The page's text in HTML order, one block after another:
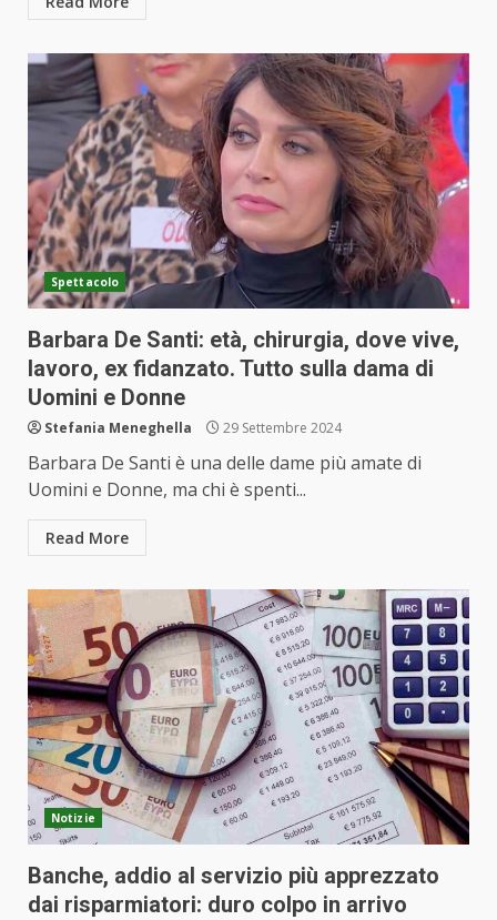
Spettacolo
Barbara De Santi: età, chirurgia, dove vive,
lavoro, ex fidanzato. Tutto sulla dama di
Uomini e Donne
Stefania Meneghella 29 Settembre 2024
Barbara De Santi è una delle dame più amate di
Uomini e Donne, ma chi è spenti...
Read More
Notizie
Banche, addio al servizio più apprezzato
dai risparmiatori: duro colpo in arrivo